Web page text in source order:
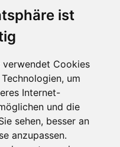
ist
verwendet Cookies
um
Internet-
und die
sehen, besser an
anzupassen.
über 80 EUR
Rückgabe
innerhalb von 90 Tagen
einen Baum! Mehr lesen